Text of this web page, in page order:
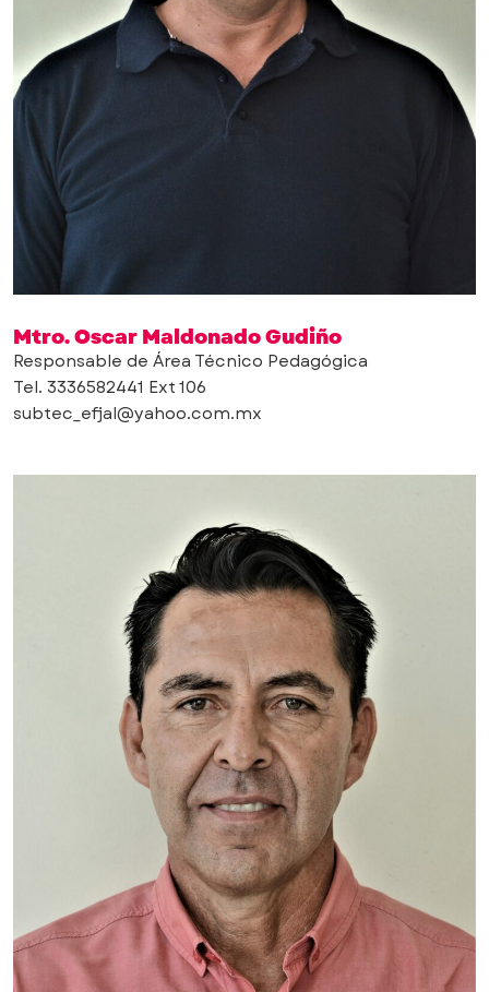
Mtro. Oscar Maldonado Gudiño
Responsable de Área Técnico Pedagógica
Tel. 3336582441 Ext 106
subtec_efjal@yahoo.com.mx